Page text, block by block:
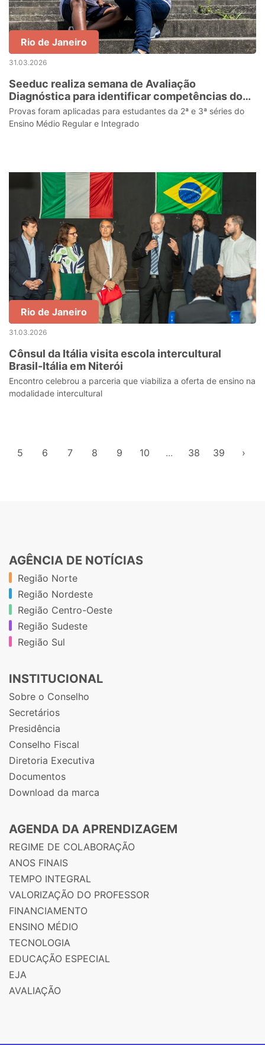
Rio de Janeiro
31.03.2026
Seeduc realiza semana de Avaliação
Diagnóstica para identificar competências dos
alunos da rede estadual
Provas foram aplicadas para estudantes da 2ª e 3ª séries do
Ensino Médio Regular e Integrado
Rio de Janeiro
31.03.2026
Cônsul da Itália visita escola intercultural
Brasil-Itália em Niterói
Encontro celebrou a parceria que viabiliza a oferta de ensino na
modalidade intercultural
5 6 7 8 9 10 ... 38 39 ›
AGÊNCIA DE NOTÍCIAS
Região Norte
Região Nordeste
Região Centro-Oeste
Região Sudeste
Região Sul
INSTITUCIONAL
Sobre o Conselho
Secretários
Presidência
Conselho Fiscal
Diretoria Executiva
Documentos
Download da marca
AGENDA DA APRENDIZAGEM
REGIME DE COLABORAÇÃO
ANOS FINAIS
TEMPO INTEGRAL
VALORIZAÇÃO DO PROFESSOR
FINANCIAMENTO
ENSINO MÉDIO
TECNOLOGIA
EDUCAÇÃO ESPECIAL
EJA
AVALIAÇÃO